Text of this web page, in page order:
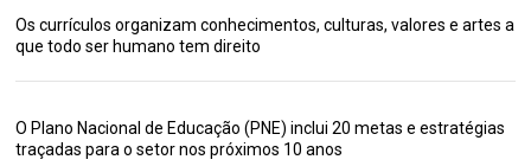
Os currículos organizam conhecimentos, culturas, valores e artes a
que todo ser humano tem direito
O Plano Nacional de Educação (PNE) inclui 20 metas e estratégias
traçadas para o setor nos próximos 10 anos